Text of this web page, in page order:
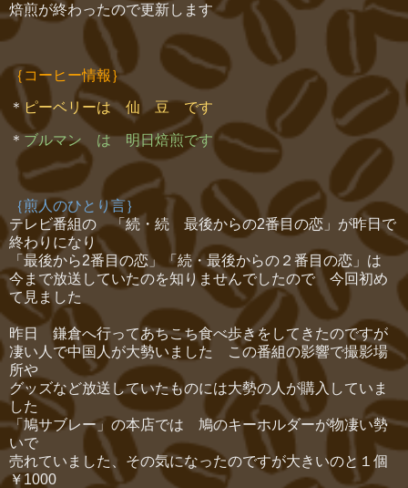
焙煎が終わったので更新します
｛コーヒー情報｝
＊ ピーベリーは 仙 豆 です
＊ ブルマン は 明日焙煎です
｛煎人のひとり言｝
テレビ番組の 「続・続 最後からの2番目の恋」が昨日で
終わりになり
「最後から2番目の恋」「続・最後からの２番目の恋」は
今まで放送していたのを知りませんでしたので 今回初め
て見ました
昨日 鎌倉へ行ってあちこち食べ歩きをしてきたのですが
凄い人で中国人が大勢いました この番組の影響で撮影場
所や
グッズなど放送していたものには大勢の人が購入していま
した
「鳩サブレー」の本店では 鳩のキーホルダーが物凄い勢
いで
売れていました、その気になったのですが大きいのと１個
￥1000